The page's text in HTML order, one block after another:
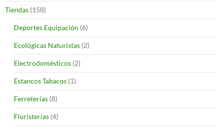
Tiendas (158)
Deportes Equipación (6)
Ecológicas Naturistas (2)
Electrodomésticos (2)
Estancos Tabacos (1)
Ferreterías (8)
Floristerías (4)